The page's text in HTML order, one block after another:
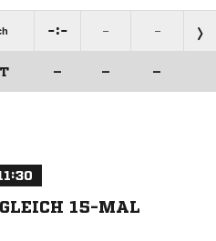
: – –
– – –
15-MAL